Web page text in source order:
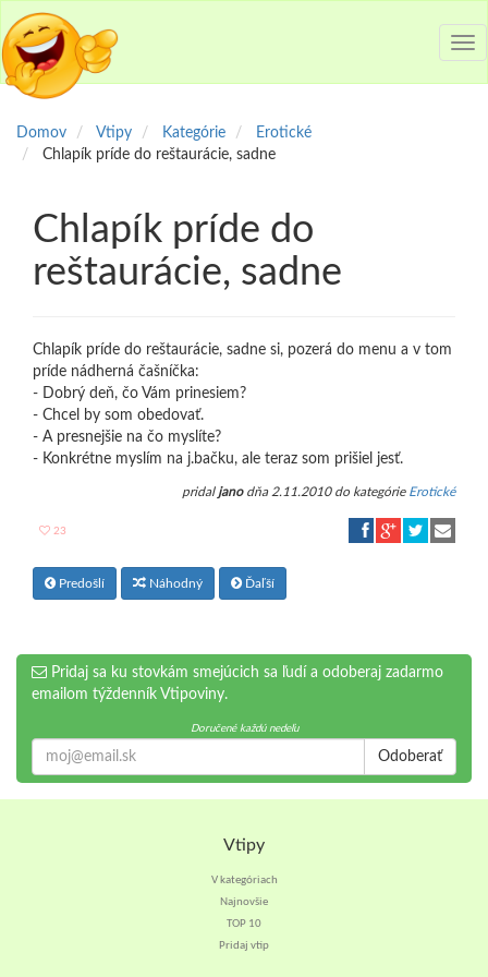
Domov Vtipy Kategórie
Erotické
Chlapík príde do reštaurácie, sadne
Chlapík príde do
reštaurácie, sadne
Chlapík príde do reštaurácie, sadne si, pozerá do menu a v tom
príde nádherná čašníčka:
- Dobrý deň, čo Vám prinesiem?
- Chcel by som obedovať.
- A presnejšie na čo myslíte?
- Konkrétne myslím na j.bačku, ale teraz som prišiel jesť.
pridal janodňa 2.11.2010 do kategórie Erotické
23
Predošlí Náhodný Ďaľší
Pridaj sa ku stovkám smejúcich sa ľudí a odoberaj zadarmo
emailom týždenník Vtipoviny.
Doručené každú nedeľu
Odoberať
Vtipy
V kategóriach
Najnovšie
TOP 10
Pridaj vtip